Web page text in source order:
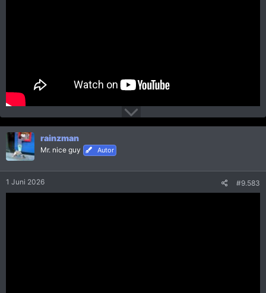
rainzman
Mr. nice guy Autor
1 Juni 2026 #9.583